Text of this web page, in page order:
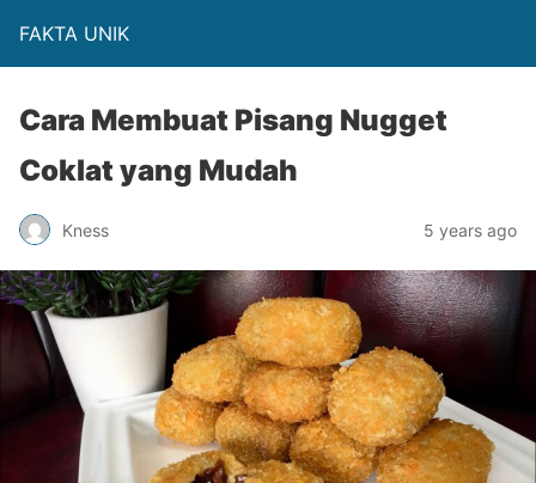
FAKTA UNIK
Cara Membuat Pisang Nugget
Coklat yang Mudah
Kness 5 years ago